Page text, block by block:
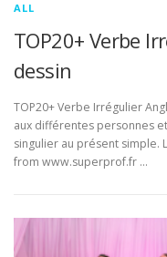
ALL
TOP20+ Verbe
dessin
TOP20+ Verbe Irrégulier
aux différentes personnes
singulier au présent simple.
from www.superprof.fr …